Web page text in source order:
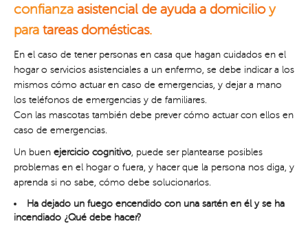
confianza asistencial de ayuda a domicilioy
para tareas domésticas.
En el caso de tener personas en casa que hagan cuidados en el
hogar o servicios asistenciales a un enfermo, se debe indicar a los
mismos cómo actuar en caso de emergencias, y dejar a mano
los teléfonos de emergencias y de familiares.
Con las mascotas también debe prever cómo actuar con ellos en
caso de emergencias.
Un buen ejercicio cognitivo, puede ser plantearse posibles
problemas en el hogar o fuera, y hacer que la persona nos diga, y
aprenda si no sabe, cómo debe solucionarlos.
Ha dejado un fuego encendido con una sartén en él y se ha
incendiado ¿Qué debe hacer?